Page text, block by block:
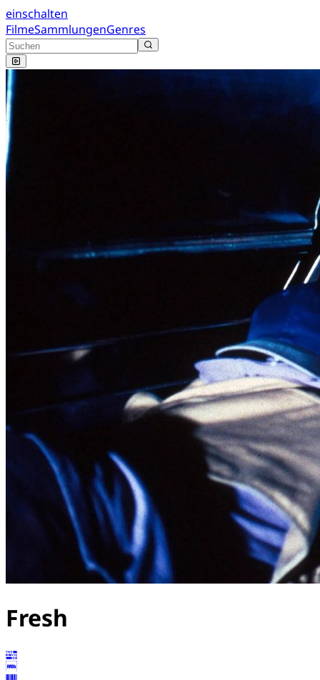
einschalten
FilmeSammlungenGenres
Fresh